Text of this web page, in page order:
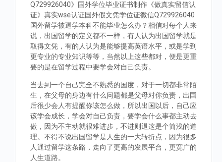
Q729926040》国外学位毕业证书制作《做真实留信认
证》真实wse认证国外假文凭学位证微信Q729926040
国外留学被退学本科不能毕业怎么办？相信对每个人来
说，出国留学的定义都不一样，有人认为出国留学就是
取得文凭，有的人认为是能够提高英语水平，或是学到
更专业的专业知识等等，当然以上这些都对，便是更重
要的是在留学过程中要学会对自己负责。
当去到一个自己完全不熟悉的国度，对于一切都非常陌
生，在父母的身边有什么问题都是父母对你负责，出国
后很少会人有提醒你该怎么做，所以出国以后，自己应
该学会成长，学会对自己负责，要学会什么事都主动去
做，因为不主动就很难进步，不进则退这是个简浅的道
理。不得不说出国留学是人生的一大转折点，因为很多
人通过留学这条路，走向了更高的发展平台，更宽广的
人生道路。